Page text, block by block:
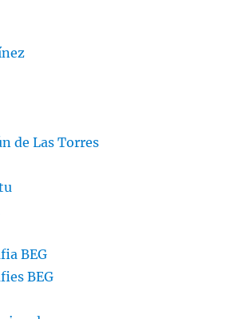
de Las Torres
BEG
BEG